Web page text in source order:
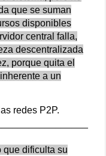
que se suman
disponibles
central falla,
descentralizada
porque quita el
a un
redes P2P.
que dificulta su